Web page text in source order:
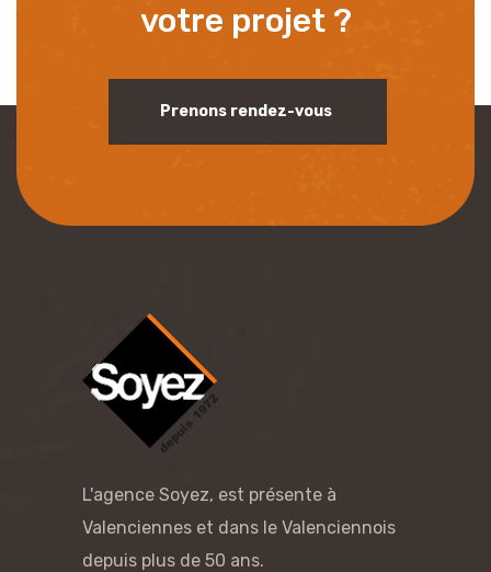
votre projet ?
Prenons rendez-vous
L'agence Soyez, est présente à
Valenciennes et dans le Valenciennois
depuis plus de 50 ans.